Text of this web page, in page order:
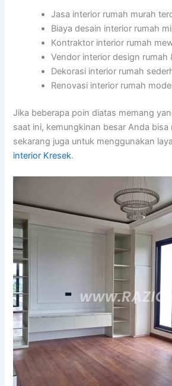
Jasa interior rumah murah
Biaya desain interior rumah
Kontraktor interior rumah
Vendor interior design rumah
Dekorasi interior rumah
Renovasi interior rumah
Jika beberapa poin diatas memang
saat ini, kemungkinan besar Anda bisa
sekarang juga untuk menggunakan
interior Kresek.